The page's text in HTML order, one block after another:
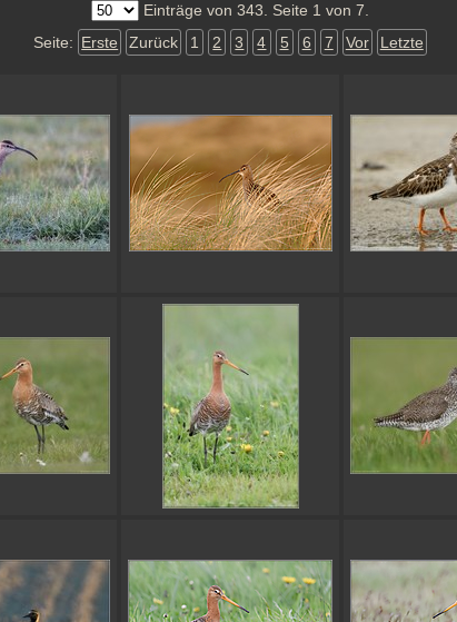
Einträge von 343. Seite 1 von 7.
Seite: Erste Zurück 1 2 3 4 5 6 7 Vor Letzte